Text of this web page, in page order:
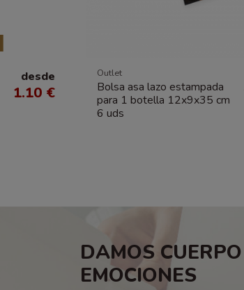
desde
1.10 €
Outlet
Bolsa asa lazo estampada
para 1 botella 12x9x35 cm
6 uds
DAMOS
EMOCIONES